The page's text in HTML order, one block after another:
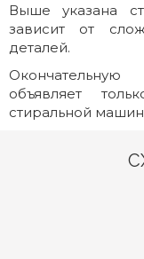
Выше указана
зависит от
деталей.
объявляет
стиральной